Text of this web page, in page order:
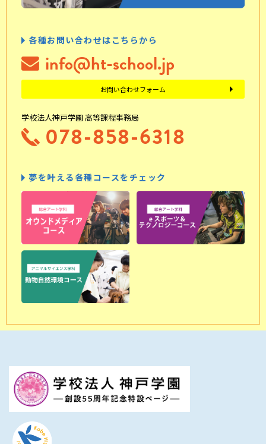
各種お問い合わせはこちらから
info@ht-school.jp
お問い合わせフォーム
学校法人神戸学園 高等課程事務局
078-858-6318
夢を叶える各種コースをチェック